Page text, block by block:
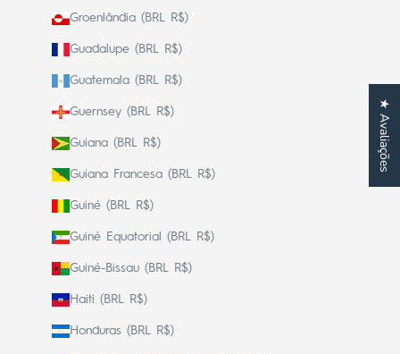
Groenlândia (BRL R$)
Guadalupe (BRL R$)
Guatemala (BRL R$)
Guernsey (BRL R$)
Guiana (BRL R$)
Guiana Francesa (BRL R$)
Guiné (BRL R$)
Guiné Equatorial (BRL R$)
Guiné-Bissau (BRL R$)
Haiti (BRL R$)
Honduras (BRL R$)
★ Avaliações